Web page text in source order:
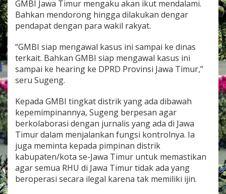
GMBI Jawa Timur mengaku akan ikut mendalami.
Bahkan mendorong hingga dilakukan dengar
pendapat dengan para wakil rakyat.
“GMBI siap mengawal kasus ini sampai ke dinas
terkait. Bahkan GMBI siap mengawal kasus ini
sampai ke hearing ke DPRD Provinsi Jawa Timur,”
seru Sugeng.
Kepada GMBI tingkat distrik yang ada dibawah
kepemimpinannya, Sugeng berpesan agar
berkolaborasi dengan jurnalis yang ada di Jawa
Timur dalam menjalankan fungsi kontrolnya. Ia
juga meminta kepada pimpinan distrik
kabupaten/kota se-Jawa Timur untuk memastikan
agar semua RHU di Jawa Timur tidak ada yang
beroperasi secara ilegal karena tak memiliki ijin.